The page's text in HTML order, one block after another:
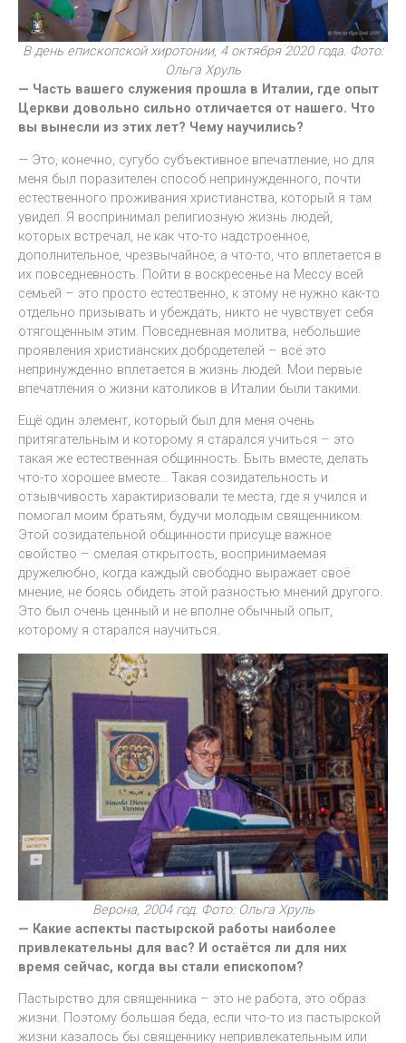
В день епископской хиротонии, 4 октября 2020 года. Фото:
Ольга Хруль
— Часть вашего служения прошла в Италии, где опыт
Церкви довольно сильно отличается от нашего. Что
вы вынесли из этих лет? Чему научились?
— Это, конечно, сугубо субъективное впечатление, но для
меня был поразителен способ непринужденного, почти
естественного проживания христианства, который я там
увидел. Я воспринимал религиозную жизнь людей,
которых встречал, не как что-то надстроенное,
дополнительное, чрезвычайное, а что-то, что вплетается в
их повседневность. Пойти в воскресенье на Мессу всей
семьей – это просто естественно, к этому не нужно как-то
отдельно призывать и убеждать, никто не чувствует себя
отягощенным этим. Повседневная молитва, небольшие
проявления христианских добродетелей – всё это
непринужденно вплетается в жизнь людей. Мои первые
впечатления о жизни католиков в Италии были такими.
Ещё один элемент, который был для меня очень
притягательным и которому я старался учиться – это
такая же естественная общинность. Быть вместе, делать
что-то хорошее вместе… Такая созидательность и
отзывчивость характиризовали те места, где я учился и
помогал моим братьям, будучи молодым священником.
Этой созидательной общинности присуще важное
свойство – смелая открытость, воспринимаемая
дружелюбно, когда каждый свободно выражает своё
мнение, не боясь обидеть этой разностью мнений другого.
Это был очень ценный и не вполне обычный опыт,
которому я старался научиться.
Верона, 2004 год. Фото: Ольга Хруль
— Какие аспекты пастырской работы наиболее
привлекательны для вас? И остаётся ли для них
время сейчас, когда вы стали епископом?
Пастырство для священника – это не работа, это образ
жизни. Поэтому большая беда, если что-то из пастырской
жизни казалось бы священнику непривлекательным или